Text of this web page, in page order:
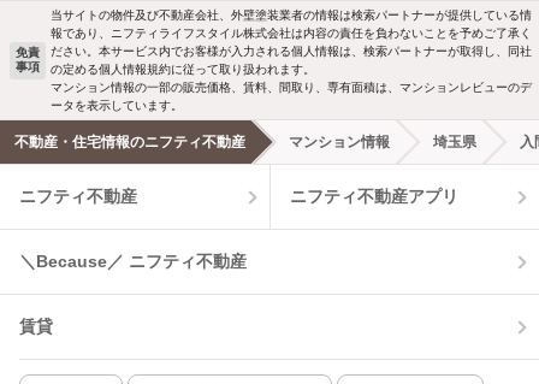
免責
事項
当サイトの物件及び不動産会社、外壁塗装業者の情報は検索パートナーが提供している情
報であり、ニフティライフスタイル株式会社は内容の責任を負わないことを予めご了承く
ださい。本サービス内でお客様が入力される個人情報は、検索パートナーが取得し、同社
の定める個人情報規約に従って取り扱われます。
マンション情報の一部の販売価格、賃料、間取り、専有面積は、マンションレビューのデ
ータを表示しています。
不動産・住宅情報のニフティ不動産 マンション情報 埼玉県 入
ニフティ不動産 ニフティ不動産アプリ
＼Because／ ニフティ不動産
賃貸